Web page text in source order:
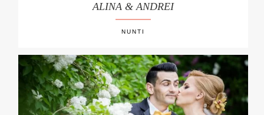
ALINA & ANDREI
NUNTI